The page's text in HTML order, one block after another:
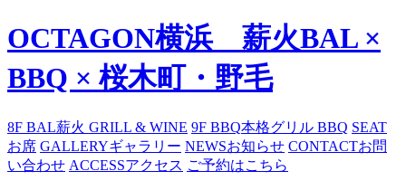
OCTAGON横浜 薪火BAL ×
BBQ × 桜木町・野毛
8F BAL薪火 GRILL & WINE 9F BBQ本格グリル BBQ SEAT
お席 GALLERYギャラリー NEWSお知らせ CONTACTお問
い合わせ ACCESSアクセス ご予約はこちら